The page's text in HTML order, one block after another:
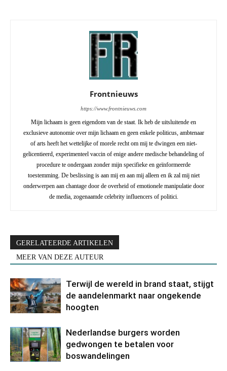
Frontnieuws
https://www.frontnieuws.com
Mijn lichaam is geen eigendom van de staat. Ik heb de uitsluitende en
exclusieve autonomie over mijn lichaam en geen enkele politicus, ambtenaar
of arts heeft het wettelijke of morele recht om mij te dwingen een niet-
gelicentieerd, experimenteel vaccin of enige andere medische behandeling of
procedure te ondergaan zonder mijn specifieke en geïnformeerde
toestemming. De beslissing is aan mij en aan mij alleen en ik zal mij niet
onderwerpen aan chantage door de overheid of emotionele manipulatie door
de media, zogenaamde celebrity influencers of politici.
GERELATEERDE ARTIKELEN
MEER VAN DEZE AUTEUR
Terwijl de wereld in brand staat, stijgt
de aandelenmarkt naar ongekende
hoogten
Nederlandse burgers worden
gedwongen te betalen voor
boswandelingen